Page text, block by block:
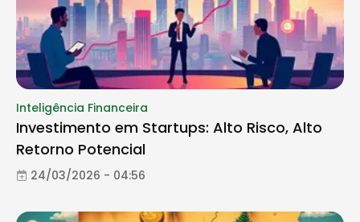
Inteligência Financeira
Investimento em Startups: Alto Risco, Alto
Retorno Potencial
24/03/2026 - 04:56